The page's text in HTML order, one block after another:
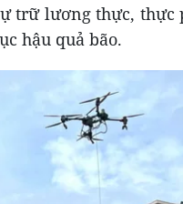
trữ lương thực, thực
hậu quả bão.